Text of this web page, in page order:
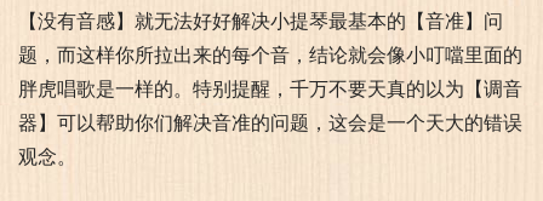
【没有音感】就无法好好解决小提琴最基本的【音准】问
题，而这样你所拉出来的每个音，结论就会像小叮噹里面的
胖虎唱歌是一样的。特别提醒，千万不要天真的以为【调音
器】可以帮助你们解决音准的问题，这会是一个天大的错误
观念。